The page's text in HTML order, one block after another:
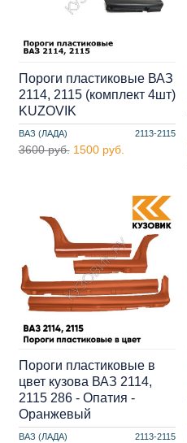
ВАЗ (ЛАДА) 2113-2115
Пороги пластиковые ВАЗ
2114, 2115 (комплект 4шт)
KUZOVIK
3600 руб. 1500 руб.
ВАЗ (ЛАДА) 2113-2115
Пороги пластиковые в
цвет кузова ВАЗ 2114,
2115 286 - Опатия -
Оранжевый